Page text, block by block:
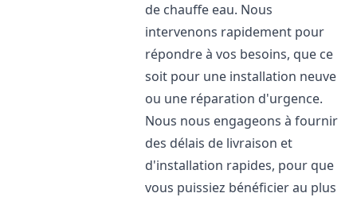
de chauffe eau. Nous
intervenons rapidement pour
répondre à vos besoins, que ce
soit pour une installation neuve
ou une réparation d'urgence.
Nous nous engageons à fournir
des délais de livraison et
d'installation rapides, pour que
vous puissiez bénéficier au plus